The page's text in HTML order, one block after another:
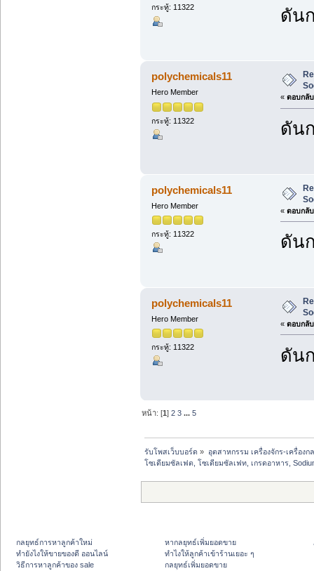
กระทู้: 11322 ดัน
polychemicals11
Hero Member
กระทู้: 11322
« ตอบกลั
ดัน
polychemicals11
Hero Member
กระทู้: 11322
« ตอบกลั
ดัน
polychemicals11
Hero Member
กระทู้: 11322
« ตอบกลั
ดัน
หน้า: [1]2 3 ...5
รับโพสเว็บบอร์ด » อุตสาหกรรม เครื่องจักร-เครื่อง
โซเดียมซัลเฟต, โซเดียมซัลเฟท, เกรดอาหาร,
กลยุทธ์การหาลูกค้าใหม่
ทํายังไงให้ขายของดี ออนไลน์
วิธีการหาลูกค้าของ sale
หากลยุทธ์เพิ่มยอดขาย
ทําไงให้ลูกค้าเข้าร้านเยอะ ๆ
กลยุทธ์เพิ่มยอดขาย